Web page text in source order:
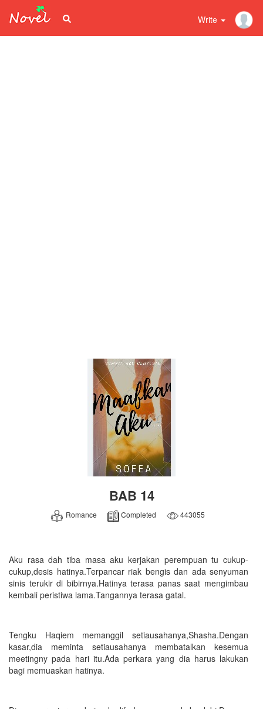
Write
BAB 14
Romance Completed 443055
Aku rasa dah tiba masa aku kerjakan perempuan tu cukup-
cukup,desis hatinya.Terpancar riak bengis dan ada senyuman
sinis terukir di bibirnya.Hatinya terasa panas saat mengimbau
kembali peristiwa lama.Tangannya terasa gatal.
Tengku Haqiem memanggil setiausahanya,Shasha.Dengan
kasar,dia meminta setiausahanya membatalkan kesemua
meetingny pada hari itu.Ada perkara yang dia harus lakukan
bagi memuaskan hatinya.